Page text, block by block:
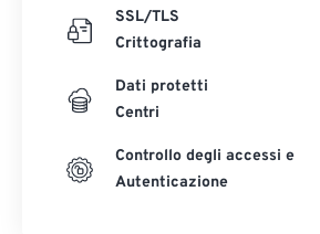
SSL/TLS
Crittografia
Dati protetti
Centri
Controllo degli accessi e
Autenticazione